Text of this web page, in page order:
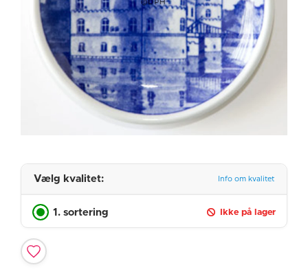
Vælg kvalitet: Info om kvalitet
1. sortering Ikke på lager